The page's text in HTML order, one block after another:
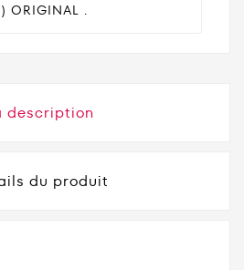
ORIGINAL .
description
du produit